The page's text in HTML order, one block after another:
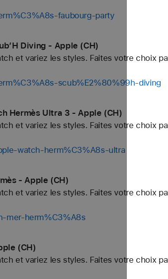
faubourg-party
Diving - Apple (CH)
et variez les styles. Faites votre choix
scub%E2%80%99h-diving
Hermès Ultra 3 - Apple (CH)
et variez les styles. Faites votre choix
watch-herm%C3%A8s-ultra
- Apple (CH)
et variez les styles. Faites votre choix
mer-herm%C3%A8s
(CH)
et variez les styles. Faites votre choix